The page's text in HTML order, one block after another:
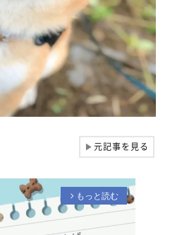
▶元記事を見る
arrow_forward_ios もっと読む